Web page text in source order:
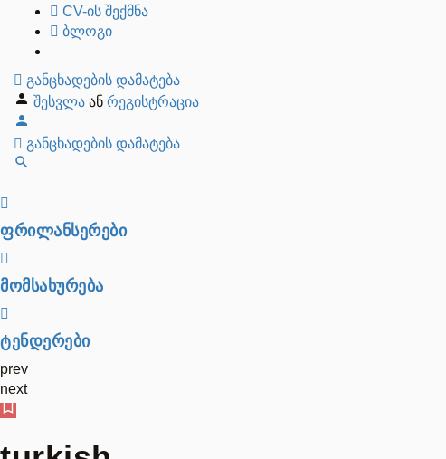
CV-ის შექმნა
ბლოგი
განცხადების დამატება
შესვლა ან რეგისტრაცია
განცხადების დამატება
ფრილანსერები
მომსახურება
ტენდერები
prev
next